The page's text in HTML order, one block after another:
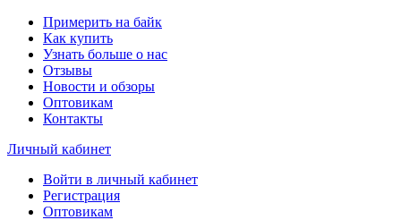
Примерить на байк
Как купить
Узнать больше о нас
Отзывы
Новости и обзоры
Оптовикам
Контакты
Личный кабинет
Войти в личный кабинет
Регистрация
Оптовикам